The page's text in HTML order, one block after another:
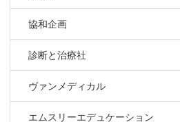
協和企画
診断と治療社
ヴァンメディカル
エムスリーエデュケーション